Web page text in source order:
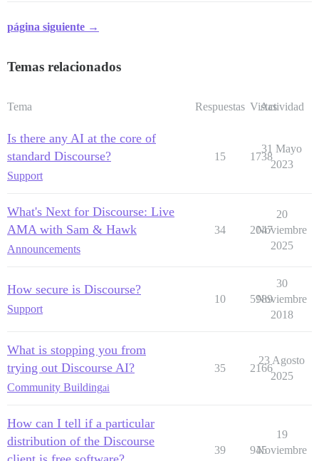
página siguiente →
Temas relacionados
Tema Respuestas Vistas
Actividad
Is there any AI at the core of
standard Discourse?
Support
15 1738
31 Mayo
2023
What's Next for Discourse: Live
AMA with Sam & Hawk
Announcements
34 2047
20
Noviembre
2025
How secure is Discourse?
Support
10 5989
30
Noviembre
2018
What is stopping you from
trying out Discourse AI?
Community Buildingai
35 2166
23 Agosto
2025
How can I tell if a particular
distribution of the Discourse
39 945
19
Noviembre